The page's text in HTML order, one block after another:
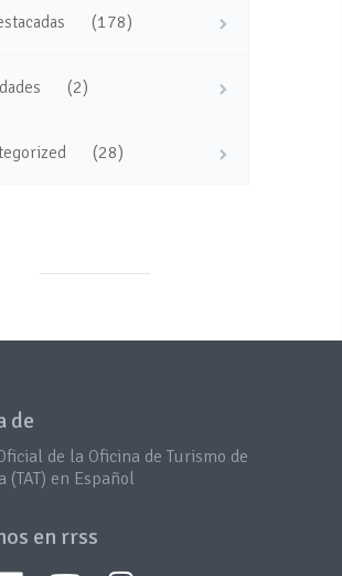
(178)
(2)
(28)
de
de la Oficina de Turismo de
(TAT) en Español
en rrss